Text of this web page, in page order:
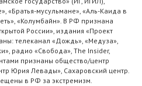
«Братья-мусульмане», «Аль-Каида в
«Колумбайн». В РФ признана
России», издания «Проект
телеканал «Дождь», «Медуза»,
радио «Свобода», The Insider,
признаны общество/центр
Юрия Левады», Сахаровский центр.
в РФ за экстремизм.